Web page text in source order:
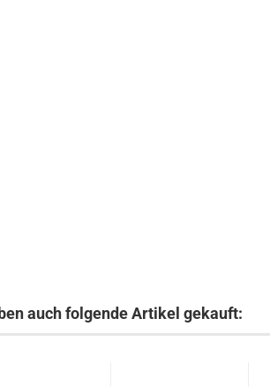
auch folgende Artikel gekauft: